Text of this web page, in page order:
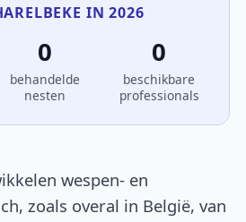
IN 2026
0
behandelde
nesten
0
beschikbare
professionals
wespen- en
zoals overal in België, van